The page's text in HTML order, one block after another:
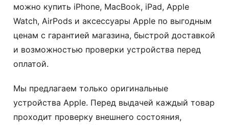
можно купить iPhone, MacBook, iPad, Apple
Watch, AirPods и аксессуары Apple по выгодным
ценам с гарантией магазина, быстрой доставкой
и возможностью проверки устройства перед
оплатой.
Мы предлагаем только оригинальные
устройства Apple. Перед выдачей каждый товар
проходит проверку внешнего состояния,